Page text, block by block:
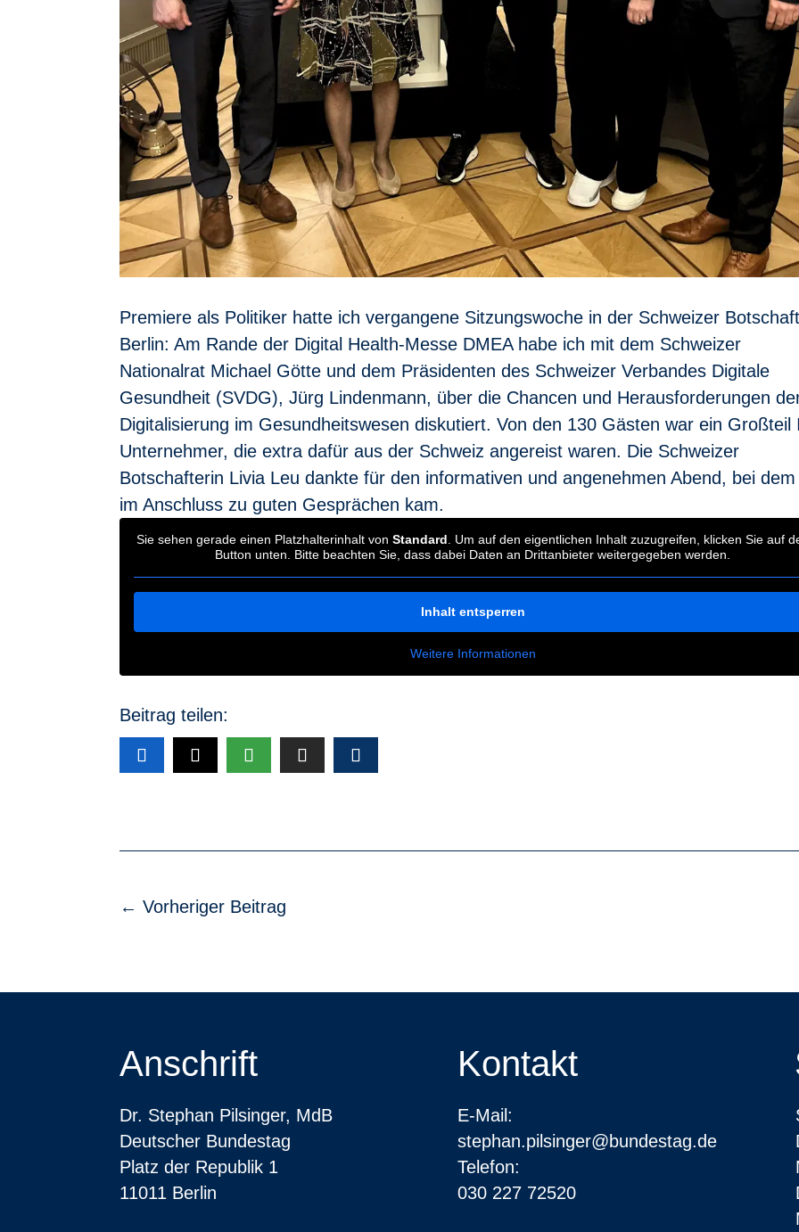
Premiere als Politiker hatte ich vergangene Sitzungswoche in der Schweizer
Berlin: Am Rande der Digital Health-Messe DMEA habe ich mit dem Schweizer
Nationalrat Michael Götte und dem Präsidenten des Schweizer Verbandes Digitale
Gesundheit (SVDG), Jürg Lindenmann, über die Chancen und Herausforderungen
Digitalisierung im Gesundheitswesen diskutiert. Von den 130 Gästen war ein Großteil
Unternehmer, die extra dafür aus der Schweiz angereist waren. Die Schweizer
Botschafterin Livia Leu dankte für den informativen und angenehmen Abend, bei
im Anschluss zu guten Gesprächen kam.
Sie sehen gerade einen Platzhalterinhalt von Standard . Um auf den eigentlichen Inhalt zuzugreifen, klicken Sie auf
Button unten. Bitte beachten Sie, dass dabei Daten an Drittanbieter weitergegeben werden.
Inhalt entsperren
Weitere Informationen
Beitrag teilen:
←Vorheriger Beitrag
Anschrift
Dr. Stephan Pilsinger, MdB
Deutscher Bundestag
Platz der Republik 1
11011 Berlin
Kontakt
E-Mail:
stephan.pilsinger@bundestag.de
Telefon:
030 227 72520